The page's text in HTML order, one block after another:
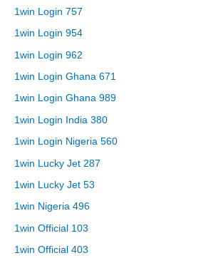
1win Login 757
1win Login 954
1win Login 962
1win Login Ghana 671
1win Login Ghana 989
1win Login India 380
1win Login Nigeria 560
1win Lucky Jet 287
1win Lucky Jet 53
1win Nigeria 496
1win Official 103
1win Official 403